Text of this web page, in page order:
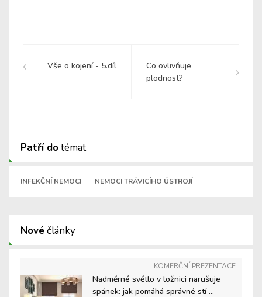
Vše o kojení - 5.díl
Co ovlivňuje
plodnost?
Patří dotémat
INFEKČNÍ NEMOCI NEMOCI TRÁVICÍHO ÚSTROJÍ
Nové články
KOMERČNÍ PREZENTACE
Nadměrné světlo v ložnici narušuje
spánek: jak pomáhá správné stí ...